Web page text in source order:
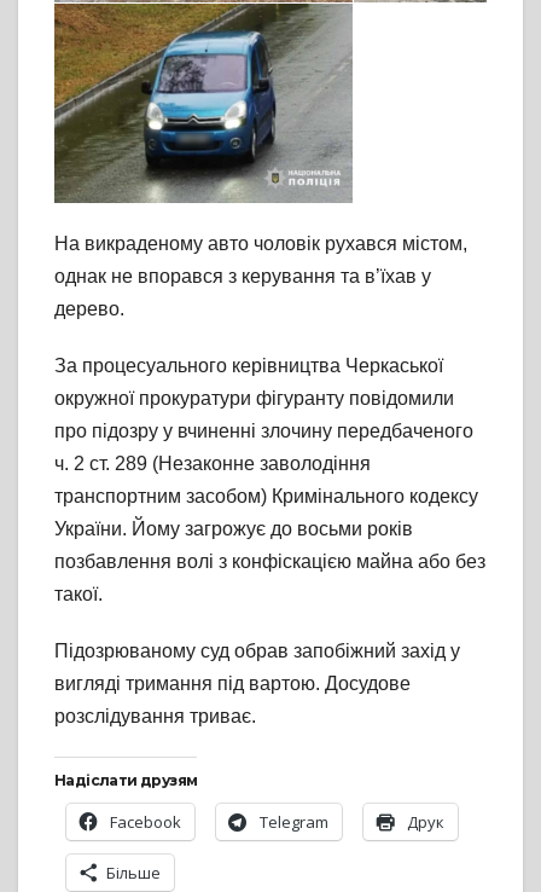
На викраденому авто чоловік рухався містом,
однак не впорався з керування та в’їхав у
дерево.
За процесуального керівництва Черкаської
окружної прокуратури фігуранту повідомили
про підозру у вчиненні злочину передбаченого
ч. 2 ст. 289 (Незаконне заволодіння
транспортним засобом) Кримінального кодексу
України. Йому загрожує до восьми років
позбавлення волі з конфіскацією майна або без
такої.
Підозрюваному суд обрав запобіжний захід у
вигляді тримання під вартою. Досудове
розслідування триває.
Надіслати друзям
Facebook Telegram Друк
Більше